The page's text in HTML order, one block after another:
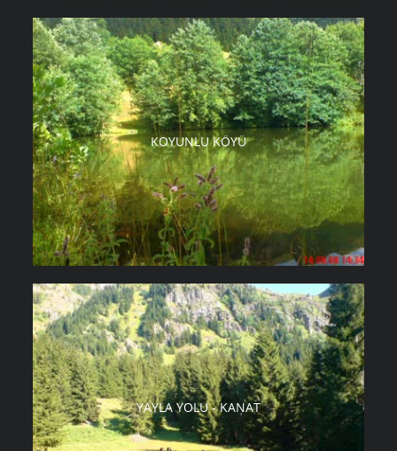
KOYUNLU KÖYÜ
YAYLA YOLU - KANAT